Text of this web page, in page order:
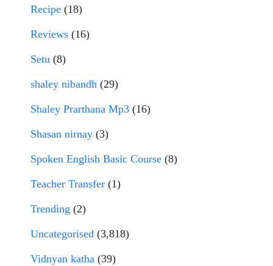
Recipe (18)
Reviews (16)
Setu (8)
shaley nibandh (29)
Shaley Prarthana Mp3 (16)
Shasan nirnay (3)
Spoken English Basic Course (8)
Teacher Transfer (1)
Trending (2)
Uncategorised (3,818)
Vidnyan katha (39)